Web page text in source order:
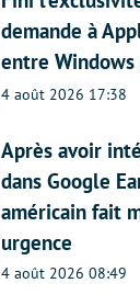
demande à
entre
4 août 2026 17:38
Après avoir
dans Google
américain fait
urgence
4 août 2026 08:49